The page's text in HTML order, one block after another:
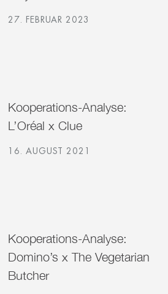
27. FEBRUAR 2023
Kooperations-Analyse:
L’Oréal x Clue
16. AUGUST 2021
Kooperations-Analyse:
Domino’s x The Vegetarian
Butcher